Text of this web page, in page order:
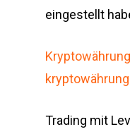
eingestellt
Trading mit